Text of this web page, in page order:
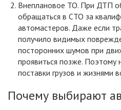
Внеплановое ТО. При ДТП
обращаться в СТО за
автомастеров. Даже если
получило видимых
посторонних шумов при
проявиться позже. Поэтому
поставки грузов и жизнями
Почему выбирают